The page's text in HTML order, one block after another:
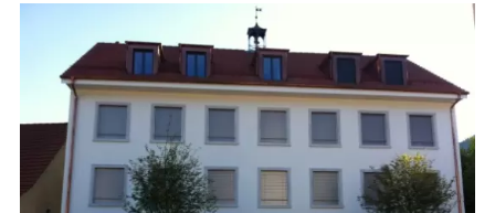
Impressum
Datenschutz
Druckansicht